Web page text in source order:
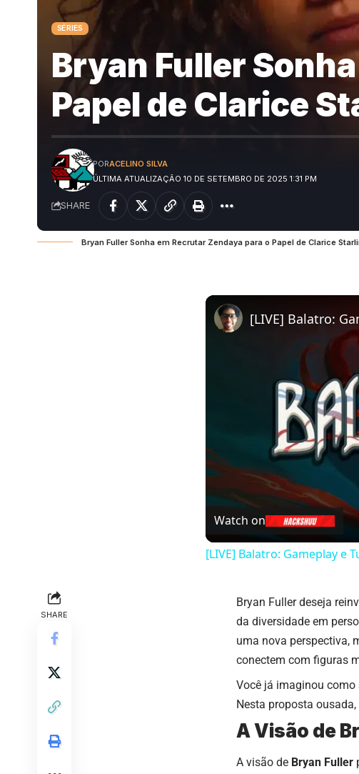
SÉRIES
Bryan Fuller
Papel de Clarice
ÚLTIMA ATUALIZAÇÃO 10 DE SETEMBRO DE 2025 1:31 PM
PORACELINO SILVA
SHARE
Bryan Fuller Sonha em Recrutar Zendaya para o Papel de Clarice
Watch on
[LIVE] Balatro: Gameplay e
SHARE
Bryan Fuller deseja
da diversidade em
uma nova perspectiva,
conectem com figuras
Você já imaginou como
Nesta proposta
A Visão de
A visão de Bryan Fuller